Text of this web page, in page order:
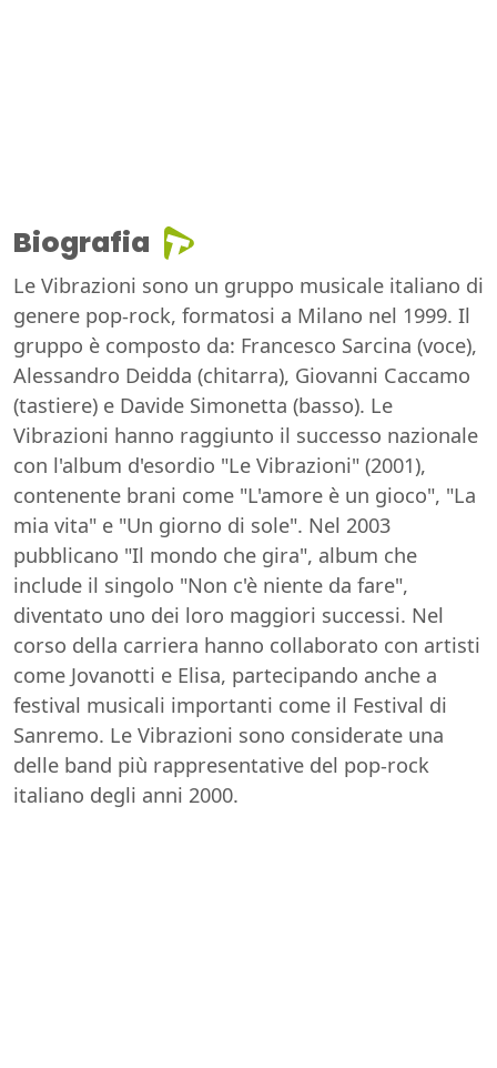
Biografia
Le Vibrazioni sono un gruppo musicale italiano di
genere pop-rock, formatosi a Milano nel 1999. Il
gruppo è composto da: Francesco Sarcina (voce),
Alessandro Deidda (chitarra), Giovanni Caccamo
(tastiere) e Davide Simonetta (basso). Le
Vibrazioni hanno raggiunto il successo nazionale
con l'album d'esordio "Le Vibrazioni" (2001),
contenente brani come "L'amore è un gioco", "La
mia vita" e "Un giorno di sole". Nel 2003
pubblicano "Il mondo che gira", album che
include il singolo "Non c'è niente da fare",
diventato uno dei loro maggiori successi. Nel
corso della carriera hanno collaborato con artisti
come Jovanotti e Elisa, partecipando anche a
festival musicali importanti come il Festival di
Sanremo. Le Vibrazioni sono considerate una
delle band più rappresentative del pop-rock
italiano degli anni 2000.